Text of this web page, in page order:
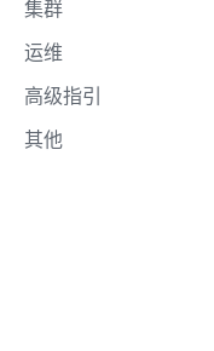
集群
运维
高级指引
其他